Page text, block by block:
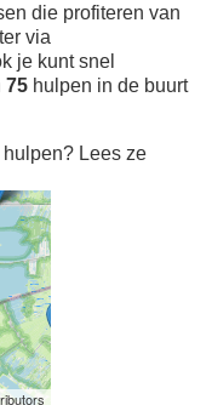
die profiteren van
via
je kunt snel
75 hulpen in de buurt
Lees ze